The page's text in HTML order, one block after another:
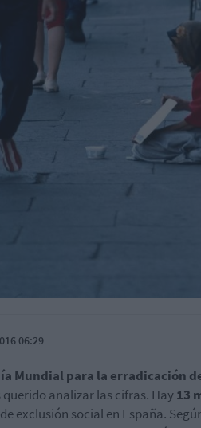
06:29
Mundial para la erradicación
querido analizar las cifras. Hay13
exclusión social en España.